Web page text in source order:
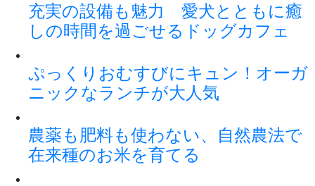
充実の設備も魅力 愛犬とともに癒
しの時間を過ごせるドッグカフェ
ぷっくりおむすびにキュン！オーガ
ニックなランチが大人気
農薬も肥料も使わない、自然農法で
在来種のお米を育てる